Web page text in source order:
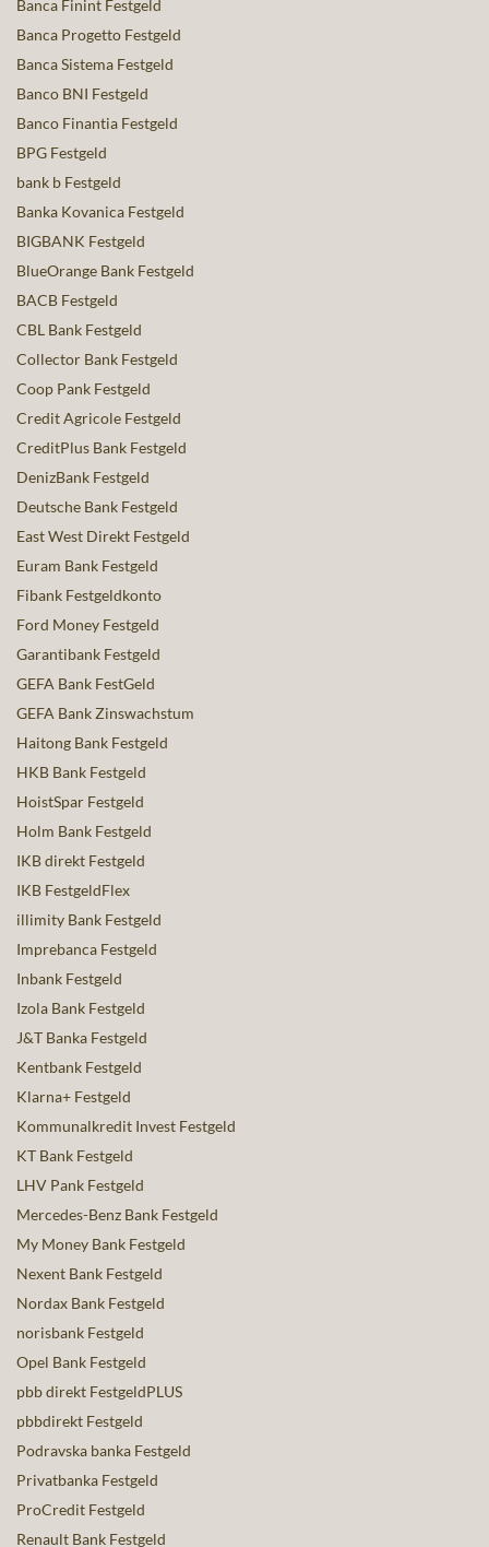
Banca Finint Festgeld
Banca Progetto Festgeld
Banca Sistema Festgeld
Banco BNI Festgeld
Banco Finantia Festgeld
BPG Festgeld
bank b Festgeld
Banka Kovanica Festgeld
BIGBANK Festgeld
BlueOrange Bank Festgeld
BACB Festgeld
CBL Bank Festgeld
Collector Bank Festgeld
Coop Pank Festgeld
Credit Agricole Festgeld
CreditPlus Bank Festgeld
DenizBank Festgeld
Deutsche Bank Festgeld
East West Direkt Festgeld
Euram Bank Festgeld
Fibank Festgeldkonto
Ford Money Festgeld
Garantibank Festgeld
GEFA Bank FestGeld
GEFA Bank Zinswachstum
Haitong Bank Festgeld
HKB Bank Festgeld
HoistSpar Festgeld
Holm Bank Festgeld
IKB direkt Festgeld
IKB FestgeldFlex
illimity Bank Festgeld
Imprebanca Festgeld
Inbank Festgeld
Izola Bank Festgeld
J&T Banka Festgeld
Kentbank Festgeld
Klarna+ Festgeld
Kommunalkredit Invest Festgeld
KT Bank Festgeld
LHV Pank Festgeld
Mercedes-Benz Bank Festgeld
My Money Bank Festgeld
Nexent Bank Festgeld
Nordax Bank Festgeld
norisbank Festgeld
Opel Bank Festgeld
pbb direkt FestgeldPLUS
pbbdirekt Festgeld
Podravska banka Festgeld
Privatbanka Festgeld
ProCredit Festgeld
Renault Bank Festgeld